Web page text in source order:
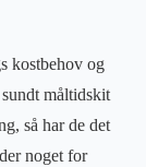
kostbehov og
måltidskit
så har de det
noget for